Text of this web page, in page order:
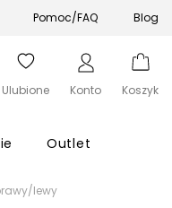
Pomoc/FAQ Blog
Ulubione Konto Koszyk
Outlet
lewy